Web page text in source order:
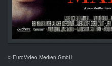
© EuroVideo Medien GmbH